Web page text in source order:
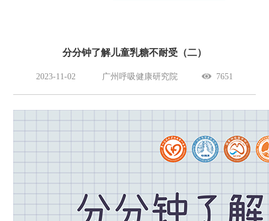
分分钟了解儿童乳糖不耐受（二）
2023-11-02 广州呼吸健康研究院 7651